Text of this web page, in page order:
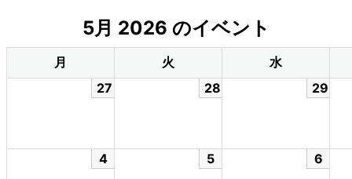
5月 2026 のイベント
月 火
水
27
28 29
4 5 6